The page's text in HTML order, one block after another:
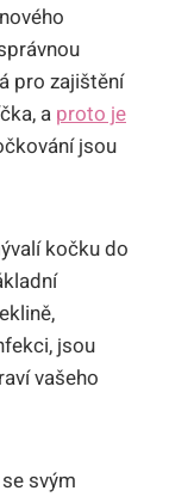
pro zajištění
a proto je
jsou
kočku do
jsou
vašeho
svým